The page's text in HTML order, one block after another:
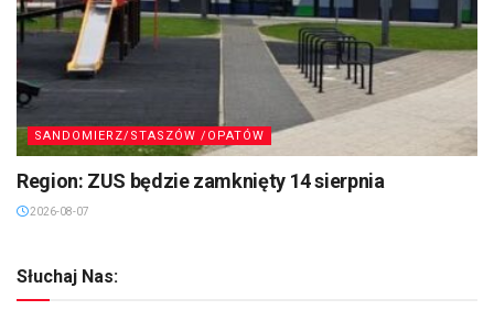
SANDOMIERZ/STASZÓW /OPATÓW
Region: ZUS będzie zamknięty 14 sierpnia
2026-08-07
Słuchaj Nas: